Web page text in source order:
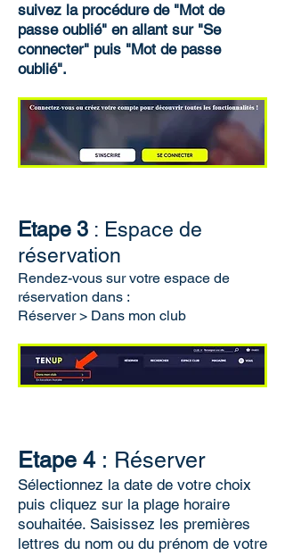
suivez la procédure de "Mot de
passe oublié" en allant sur "Se
connecter" puis "Mot de passe
oublié".
Etape 3 : Espace de
réservation
Rendez-vous sur votre espace de
réservation dans :
Réserver > Dans mon club
Etape 4 : Réserver
Sélectionnez la date de votre choix
puis cliquez sur la plage horaire
souhaitée. Saisissez les premières
lettres du nom ou du prénom de votre